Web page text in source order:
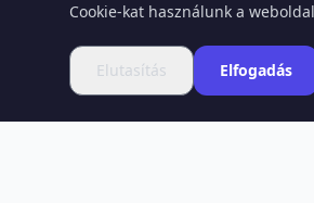
Cookie-kat használunk a
Elutasítás Elfogadás